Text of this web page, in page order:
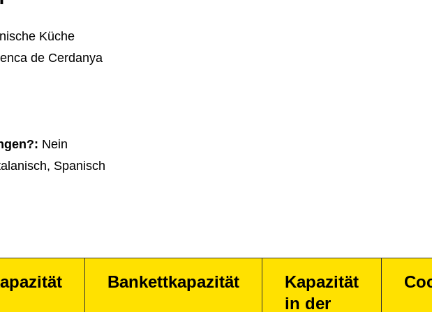
Küche
de Cerdanya
Nein
Spanisch
Bankettkapazität
Kapazität
in der